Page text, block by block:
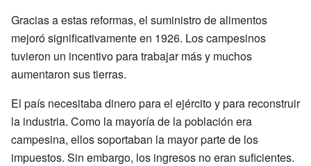
Gracias a estas reformas, el suministro de alimentos
mejoró significativamente en 1926. Los campesinos
tuvieron un incentivo para trabajar más y muchos
aumentaron sus tierras.
El país necesitaba dinero para el ejército y para reconstruir
la industria. Como la mayoría de la población era
campesina, ellos soportaban la mayor parte de los
impuestos. Sin embargo, los ingresos no eran suficientes.